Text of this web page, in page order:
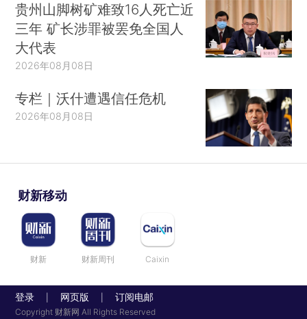
贵州山脚树矿难致16人死亡近
三年 矿长涉罪被罢免全国人
大代表
2026年08月08日
专栏｜沃什遭遇信任危机
2026年08月08日
财新移动
财新 财新周刊 Caixin
登录 网页版 订阅电邮
Copyright 财新网 All Rights Reserved